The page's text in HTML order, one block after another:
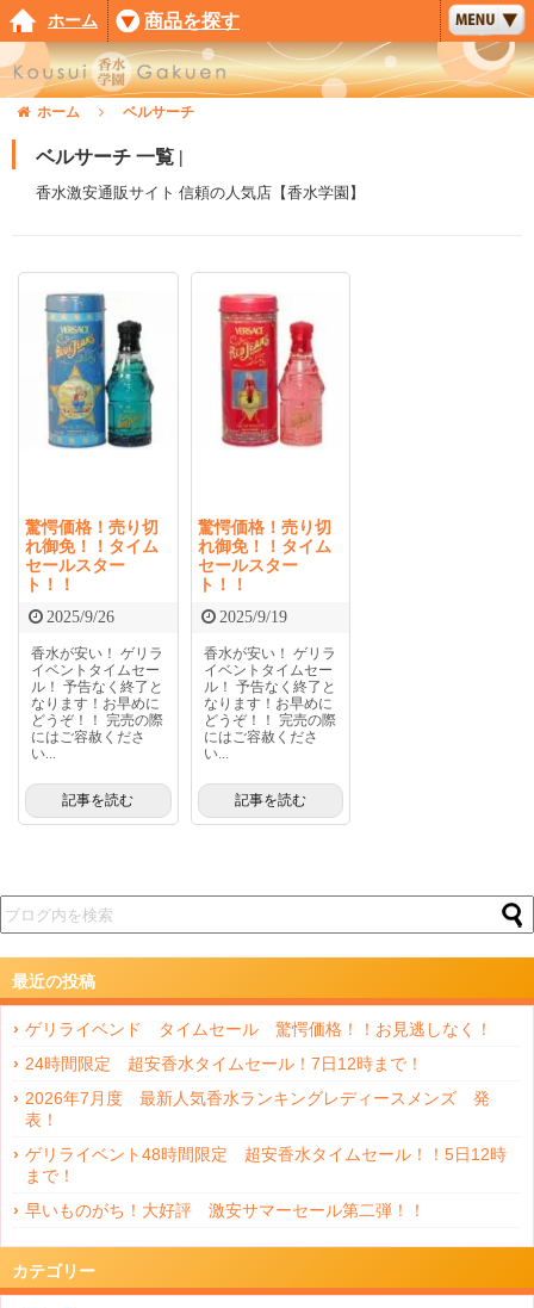
ホーム 商品を探す
ホーム ベルサーチ
ベルサーチ 一覧 |
香水激安通販サイト 信頼の人気店【香水学園】
驚愕価格！売り切
れ御免！！タイム
セールスター
ト！！
2025/9/26
香水が安い！ ゲリラ
イベントタイムセー
ル！ 予告なく終了と
なります！お早めに
どうぞ！！ 完売の際
にはご容赦くださ
い...
記事を読む
驚愕価格！売り切
れ御免！！タイム
セールスター
ト！！
2025/9/19
香水が安い！ ゲリラ
イベントタイムセー
ル！ 予告なく終了と
なります！お早めに
どうぞ！！ 完売の際
にはご容赦くださ
い...
記事を読む
最近の投稿
ゲリライベンド タイムセール 驚愕価格！！お見逃しなく！
24時間限定 超安香水タイムセール！7日12時まで！
2026年7月度 最新人気香水ランキングレディースメンズ 発
表！
ゲリライベント48時間限定 超安香水タイムセール！！5日12時
まで！
早いものがち！大好評 激安サマーセール第二弾！！
カテゴリー